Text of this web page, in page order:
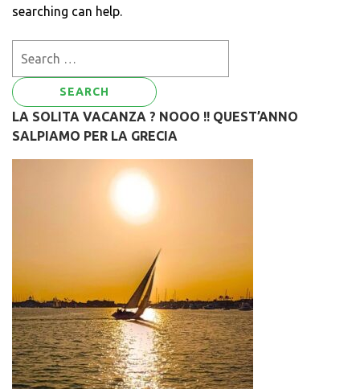
searching can help.
LA SOLITA VACANZA ? NOOO !! QUEST’ANNO
SALPIAMO PER LA GRECIA